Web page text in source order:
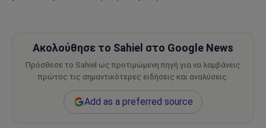
Ακολούθησε το Sahiel στο Google News
Πρόσθεσε το Sahiel ως προτιμώμενη πηγή για να λαμβάνεις
πρώτος τις σημαντικότερες ειδήσεις και αναλύσεις.
Add as a preferred source